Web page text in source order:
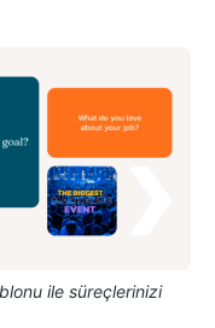
ile süreçlerinizi